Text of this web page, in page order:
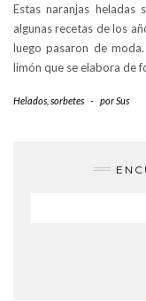
Estas naranjas heladas
algunas recetas de los
luego pasaron de
limón que se elabora de
Helados, sorbetes - porSus